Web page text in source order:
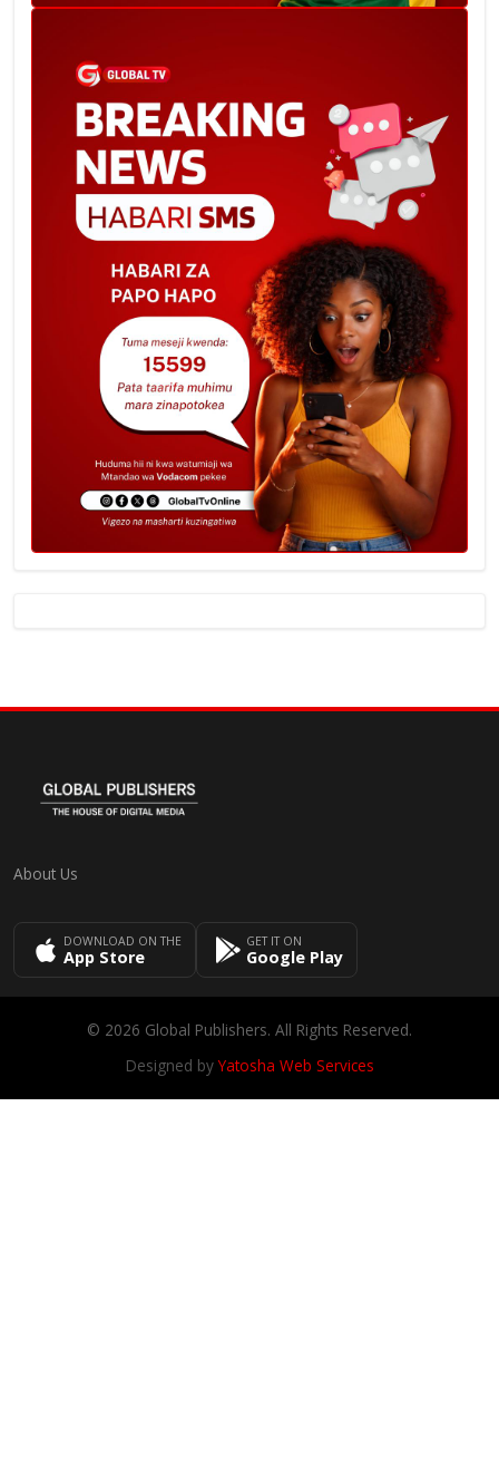
About Us
DOWNLOAD ON THE
App Store
GET IT ON
Google Play
© 2026 Global Publishers. All Rights Reserved.
Designed byYatosha Web Services